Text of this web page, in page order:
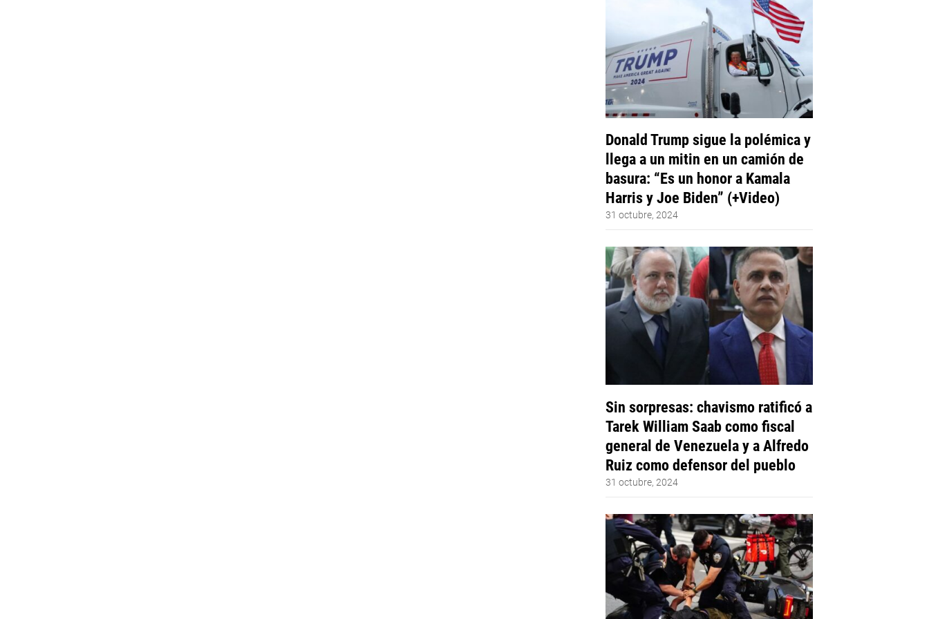
Donald Trump sigue la polémica y
llega a un mitin en un camión de
basura: “Es un honor a Kamala
Harris y Joe Biden” (+Video)
31 octubre, 2024
Sin sorpresas: chavismo ratificó a
Tarek William Saab como fiscal
general de Venezuela y a Alfredo
Ruiz como defensor del pueblo
31 octubre, 2024